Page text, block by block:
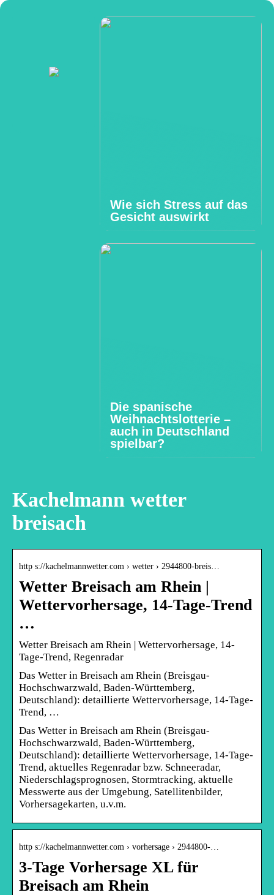
Wie sich Stress auf das
Gesicht auswirkt
Die spanische
Weihnachtslotterie –
auch in Deutschland
spielbar?
Kachelmann wetter
breisach
http s://kachelmannwetter.com › wetter › 2944800-breis…
Wetter Breisach am Rhein |
Wettervorhersage, 14-Tage-Trend
…
Wetter Breisach am Rhein | Wettervorhersage, 14-
Tage-Trend, Regenradar
Das Wetter in Breisach am Rhein (Breisgau-
Hochschwarzwald, Baden-Württemberg,
Deutschland): detaillierte Wettervorhersage, 14-Tage-
Trend, …
Das Wetter in Breisach am Rhein (Breisgau-
Hochschwarzwald, Baden-Württemberg,
Deutschland): detaillierte Wettervorhersage, 14-Tage-
Trend, aktuelles Regenradar bzw. Schneeradar,
Niederschlagsprognosen, Stormtracking, aktuelle
Messwerte aus der Umgebung, Satellitenbilder,
Vorhersagekarten, u.v.m.
http s://kachelmannwetter.com › vorhersage › 2944800-…
3-Tage Vorhersage XL für
Breisach am Rhein